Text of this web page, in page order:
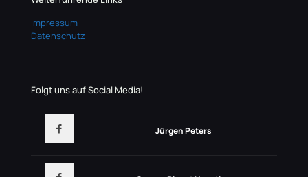
Impressum
Datenschutz
Folgt uns auf Social Media!
Jürgen Peters